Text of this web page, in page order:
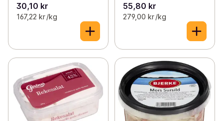
30,10 kr
167,22 kr /kg
55,80 kr
279,00 kr /kg